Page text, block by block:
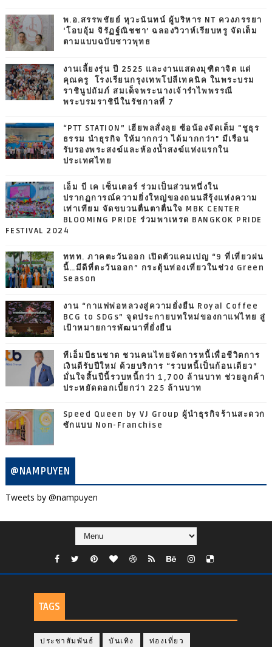
พ.อ.สรรพชัยย์ หุวะนันทน์ ผู้บริหาร NT ควงภรรยา
‘โอบอุ้ม จิรัฏฐ์ณิชชา’ ฉลองวิวาห์เรียบหรู จัดเต็ม
ตามแบบฉบับชาวพุทธ
งานเลี้ยงรุ่น ปี 2525 และงานแสดงมุฑิตาจิต แด่
คุณครู โรงเรียนกรุงเทพโปลีเทคนิค ในพระบรม
ราชินูปถัมภ์ สมเด็จพระนางเจ้ารำไพพรรณี
พระบรมราชินีในรัชกาลที่ 7
“PTT STATION” เฮียพลสั่งลุย ซ้อน้องจัดเต็ม "ชูธุร
ธรรม นำธุรกิจ ให้มากกว่า ได้มากกว่า" มีเรือน
รับรองพระสงฆ์และห้องน้ำสงฆ์แห่งแรกใน
ประเทศไทย
เอ็ม บี เค เซ็นเตอร์ ร่วมเป็นส่วนหนึ่งใน
ปรากฏการณ์ความยิ่งใหญ่ของถนนสีรุ้งแห่งความ
เท่าเทียม จัดขบวนตื่นตาตื่นใจ MBK CENTER
BLOOMING PRIDE ร่วมพาเหรด BANGKOK PRIDE
FESTIVAL 2024
ททท. ภาคตะวันออก เปิดตัวแคมเปญ “9 ที่เที่ยวฝน
นี้…มีดีที่ตะวันออก” กระตุ้นท่องเที่ยวในช่วง Green
Season
งาน “กาแฟพ่อหลวงสู่ความยั่งยืน Royal Coffee
BCG to SDGs” จุดประกายบทใหม่ของกาแฟไทย สู่
เป้าหมายการพัฒนาที่ยั่งยืน
ทีเอ็มบีธนชาต ชวนคนไทยจัดการหนี้เพื่อชีวิตการ
เงินดีรับปีใหม่ ด้วยบริการ “รวบหนี้เป็นก้อนเดียว”
มั่นใจสิ้นปีนี้รวบหนี้กว่า 1,700 ล้านบาท ช่วยลูกค้า
ประหยัดดอกเบี้ยกว่า 225 ล้านบาท
Speed Queen by VJ Group ผู้นำธุรกิจร้านสะดวก
ซักแบบ Non-Franchise
@NAMPUYEN
Tweets by @nampuyen
TAGS
ประชาสัมพันธ์ บันเทิง ท่องเที่ยว